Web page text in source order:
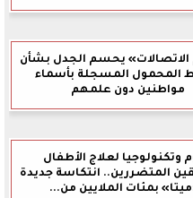
يحسم الجدل بشأن
المحمول المسجلة بأسماء
مواطنين دون علمهم
وتكنولوجيا لعلاج الأطفال
المتضررين.. انتكاسة جديدة
بمئات الملايين من...